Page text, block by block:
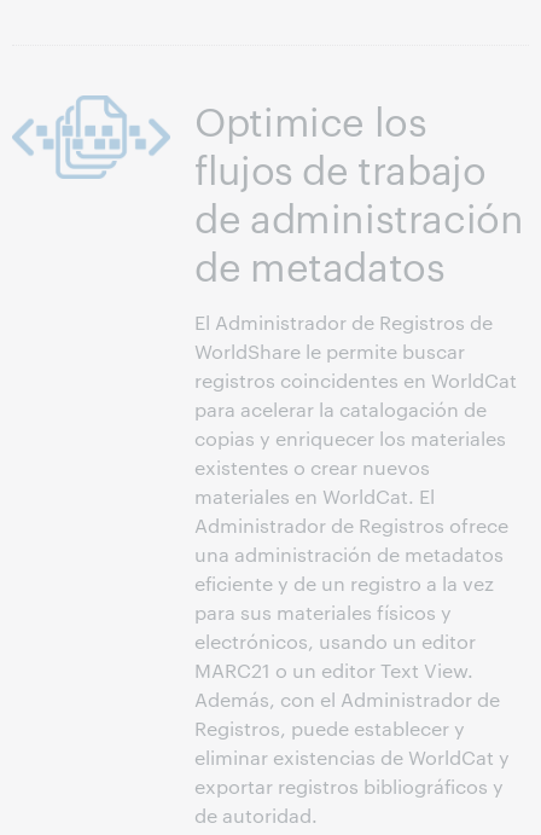
Optimice los
flujos de trabajo
de administración
de metadatos
El Administrador de Registros de
WorldShare le permite buscar
registros coincidentes en WorldCat
para acelerar la catalogación de
copias y enriquecer los materiales
existentes o crear nuevos
materiales en WorldCat. El
Administrador de Registros ofrece
una administración de metadatos
eficiente y de un registro a la vez
para sus materiales físicos y
electrónicos, usando un editor
MARC21 o un editor Text View.
Además, con el Administrador de
Registros, puede establecer y
eliminar existencias de WorldCat y
exportar registros bibliográficos y
de autoridad.